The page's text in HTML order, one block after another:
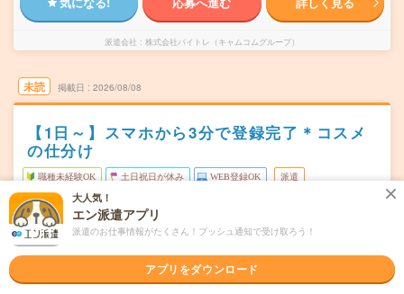
派遣会社 株式会社バイトレ（キャムコムグループ）
未読 掲載日 2026/08/08
【1日～】スマホから3分で登録完了＊コスメ
の仕分け
職種未経験OK 土日祝日が休み WEB登録OK 派遣
勤務地
愛知県一宮市
尾張一宮駅からバイク・車---分／名鉄一宮駅からバイク・
車---分／木曽川駅からバイク・車---分／新木曽川駅からバ
イク・車---分／妙興寺駅からバイク・車---分
曜日頻度 月～金のうち、1日～OK！
大人気！
エン派遣アプリ
派遣のお仕事情報がたくさん！プッシュ通知で受け取ろう！
アプリをダウンロード